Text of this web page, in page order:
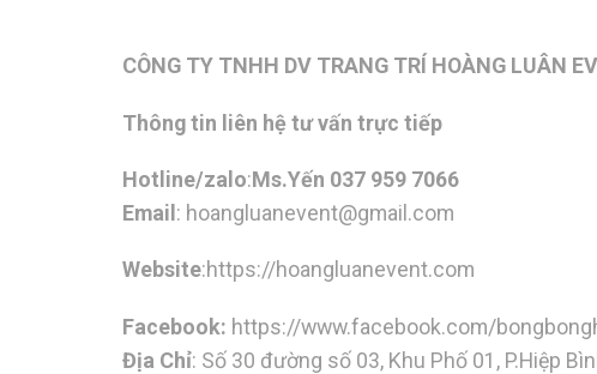
CÔNG TY TNHH DV TRANG TRÍ HOÀNG LUÂN
Thông tin liên hệ tư vấn trực tiếp
Hotline/zalo:Ms.Yến 037 959 7066
Email : hoangluanevent@gmail.com
Website:https://hoangluanevent.com
Facebook: https://www.facebook.com/
Địa Chỉ: Số 30 đường số 03, Khu Phố 01, P.Hiệp